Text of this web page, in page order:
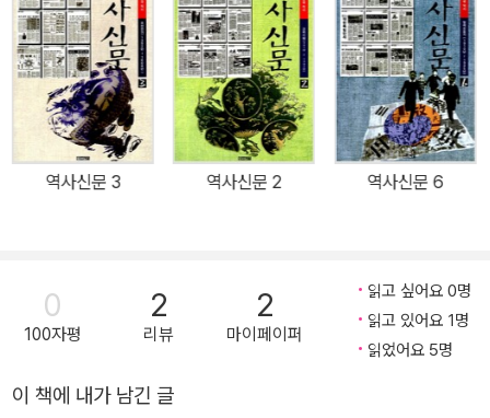
역사신문 3 역사신문 2 역사신문 6
0
100자평
2
리뷰
2
마이페이퍼
읽고 싶어요 0명
읽고 있어요 1명
읽었어요 5명
이 책에 내가 남긴 글